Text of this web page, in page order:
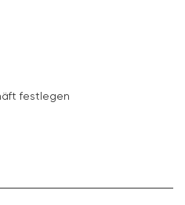
festlegen